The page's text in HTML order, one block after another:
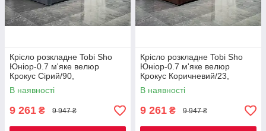
Крісло розкладне Tobi Sho
Юніор-0.7 м'яке велюр
Крокус Сірий/90,
880х800х800 мм
В наявності
9 261 ₴ 9 947 ₴
Крісло розкладне Tobi Sho
Юніор-0.7 м'яке велюр
Крокус Коричневий/23,
880х800х800 мм
В наявності
9 261 ₴ 9 947 ₴